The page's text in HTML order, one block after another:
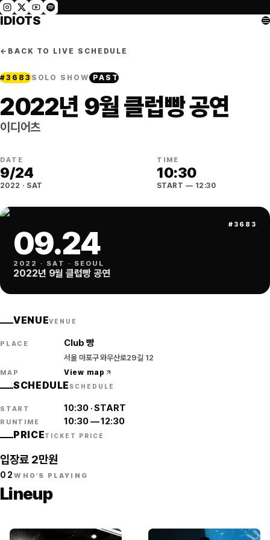
IDIOTS
← BACK TO LIVE SCHEDULE
#3683SOLO SHOW PAST
2022년 9월 클럽빵 공연
이디어츠
DATE
9/24
2022 · SAT
TIME
10:30
START — 12:30
# 3683
09.24
2022 · SAT · SEOUL
2022년 9월 클럽빵 공연
VENUEVENUE
PLACE Club 빵
서울 마포구 와우산로29길 12
MAP View map
SCHEDULE SCHEDULE
START 10:30·START
RUNTIME 10:30—12:30
PRICETICKET PRICE
입장료 2만원
02WHO'S PLAYING
Lineup